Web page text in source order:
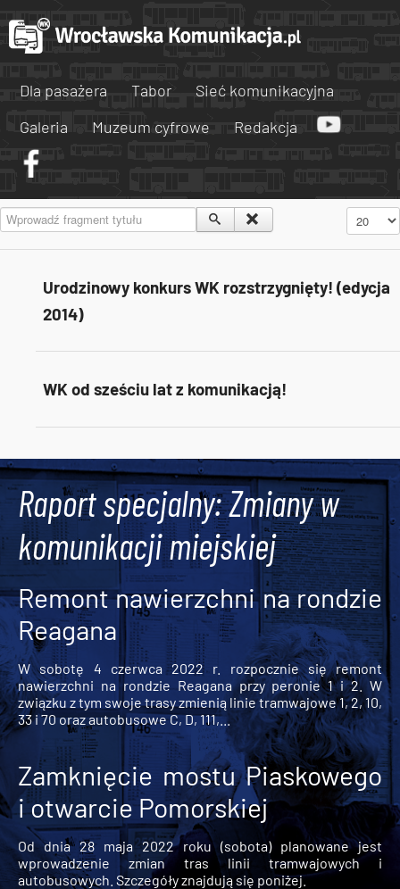
Dla pasażera Tabor
Sieć komunikacyjna
Galeria
Muzeum cyfrowe Redakcja
Wprowadź fragment tytułu Pokaż #
Urodzinowy konkurs WK rozstrzygnięty! (edycja
2014)
WK od sześciu lat z komunikacją!
Raport specjalny: Zmiany w
komunikacji miejskiej
Remont nawierzchni na rondzie
Reagana
W sobotę 4 czerwca 2022 r. rozpocznie się remont
nawierzchni na rondzie Reagana przy peronie 1 i 2. W
związku z tym swoje trasy zmienią linie tramwajowe 1, 2, 10,
33 i 70 oraz autobusowe C, D, 111,...
Zamknięcie mostu Piaskowego
i otwarcie Pomorskiej
Od dnia 28 maja 2022 roku (sobota) planowane jest
wprowadzenie zmian tras linii tramwajowych i
autobusowych. Szczegóły znajdują się poniżej.